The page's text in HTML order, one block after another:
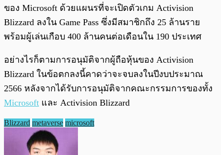
ของ Microsoft ด้วยแผนรที่จะเปิดตัวเกม Activision
Blizzard ลงใน Game Pass ซึ่งมีสมาชิกถึง 25 ล้านราย
พร้อมผู้เล่นเกือบ 400 ล้านคนต่อเดือนใน 190 ประเทศ
อย่างไรก็ตามการอนุมัติจากผู้ถือหุ้นของ Activision
Blizzard ในข้อตกลงนี้คาดว่าจะจบลงในปีงบประมาณ
2566 หลังจากได้รับการอนุมัติจากคณะกรรมการของทั้ง
Microsoft และ Activision Blizzard
Blizzard metaverse microsoft